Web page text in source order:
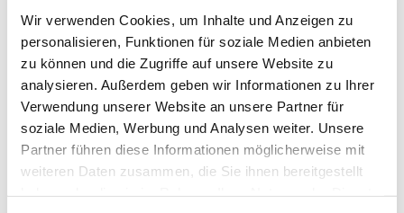
Wir verwenden Cookies, um Inhalte und Anzeigen zu
personalisieren, Funktionen für soziale Medien anbieten
zu können und die Zugriffe auf unsere Website zu
analysieren. Außerdem geben wir Informationen zu Ihrer
Verwendung unserer Website an unsere Partner für
soziale Medien, Werbung und Analysen weiter. Unsere
Partner führen diese Informationen möglicherweise mit
weiteren Daten zusammen, die Sie ihnen bereitgestellt